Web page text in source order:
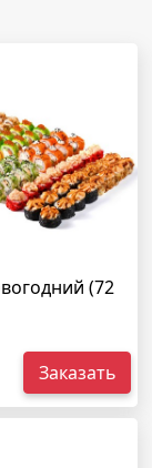
(72
Заказать